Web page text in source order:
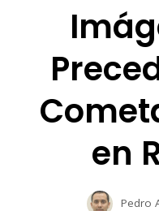
en
Pedro